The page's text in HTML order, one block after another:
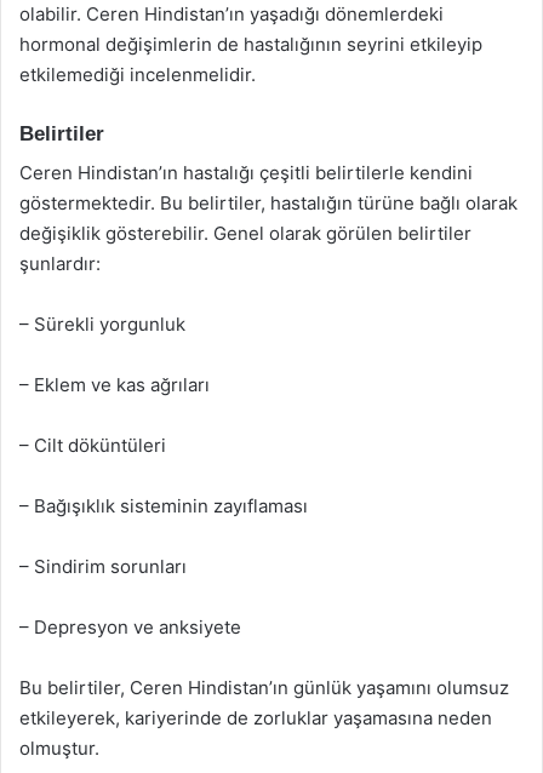
olabilir. Ceren Hindistan’ın yaşadığı dönemlerdeki
hormonal değişimlerin de hastalığının seyrini etkileyip
etkilemediği incelenmelidir.
Belirtiler
Ceren Hindistan’ın hastalığı çeşitli belirtilerle kendini
göstermektedir. Bu belirtiler, hastalığın türüne bağlı olarak
değişiklik gösterebilir. Genel olarak görülen belirtiler
şunlardır:
– Sürekli yorgunluk
– Eklem ve kas ağrıları
– Cilt döküntüleri
– Bağışıklık sisteminin zayıflaması
– Sindirim sorunları
– Depresyon ve anksiyete
Bu belirtiler, Ceren Hindistan’ın günlük yaşamını olumsuz
etkileyerek, kariyerinde de zorluklar yaşamasına neden
olmuştur.